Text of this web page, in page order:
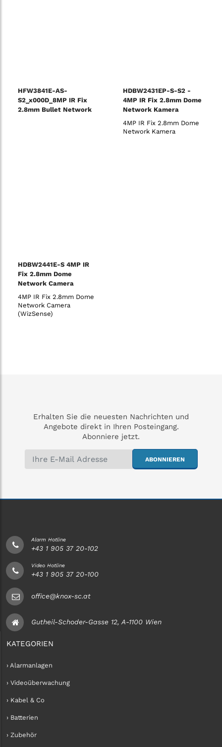
HFW3841E-AS-
S2_x000D_8MP IR Fix
2.8mm Bullet Network
HDBW2431EP-S-S2 -
4MP IR Fix 2.8mm Dome
Network Kamera
4MP IR Fix 2.8mm Dome
Network Kamera
HDBW2441E-S 4MP IR
Fix 2.8mm Dome
Network Camera
(WizSense)
4MP IR Fix 2.8mm Dome
Network Camera
(WizSense)
Erhalten Sie die neuesten Nachrichten und
Angebote direkt in Ihren Posteingang.
Abonniere jetzt.
ABONNIEREN
Alarm Hotline
+43 1 905 37 20-102
Video Hotline
+43 1 905 37 20-100
office@knox-sc.at
Gutheil-Schoder-Gasse 12, A-1100 Wien
KATEGORIEN
› Alarmanlagen
› Videoüberwachung
› Kabel & Co
› Batterien
› Zubehör